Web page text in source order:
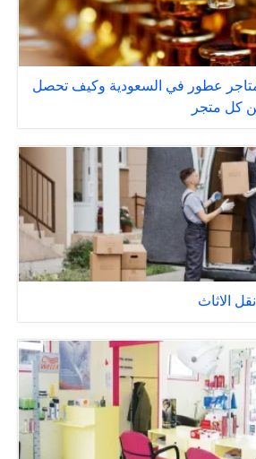
بين أفضل 5 متاجر عطور في السعودية وكيف تحصل
كل متجر
الاثاث